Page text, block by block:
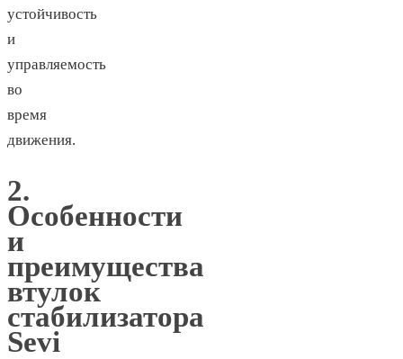
устойчивость
и
управляемость
во
время
движения.
2.
Особенности
и
преимущества
втулок
стабилизатора
Sevi